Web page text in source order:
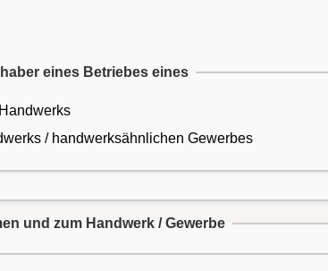
eines Betriebes eines
/ handwerksähnlichen Gewerbes
und zum Handwerk / Gewerbe